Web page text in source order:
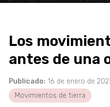
Los
antes de una
Publicado: 16 de enero de
Movimientos de tierra